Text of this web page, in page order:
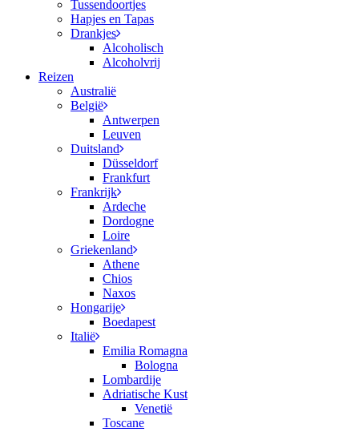
Tussendoortjes
Hapjes en Tapas
Drankjes
Alcoholisch
Alcoholvrij
Reizen
Australië
België
Antwerpen
Leuven
Duitsland
Düsseldorf
Frankfurt
Frankrijk
Ardeche
Dordogne
Loire
Griekenland
Athene
Chios
Naxos
Hongarije
Boedapest
Italië
Emilia Romagna
Bologna
Lombardije
Adriatische Kust
Venetië
Toscane